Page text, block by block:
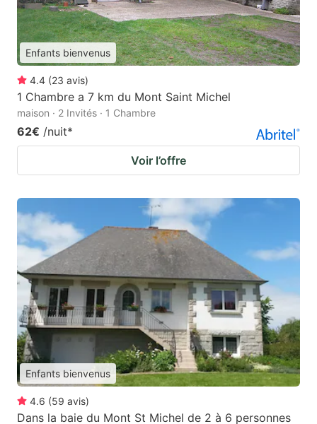
Enfants bienvenus
4.4 (23 avis)
1 Chambre a 7 km du Mont Saint Michel
maison · 2 Invités · 1 Chambre
62€ /nuit*
Voir l’offre
Enfants bienvenus
4.6 (59 avis)
Dans la baie du Mont St Michel de 2 à 6 personnes